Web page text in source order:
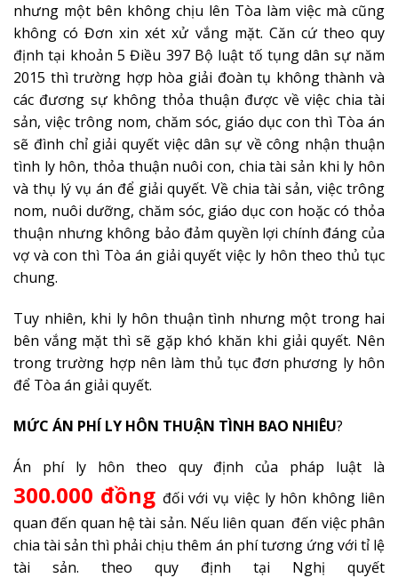
nhưng một bên không chịu lên Tòa làm việc mà cũng
không có Đơn xin xét xử vắng mặt. Căn cứ theo quy
định tại khoản 5 Điều 397 Bộ luật tố tụng dân sự năm
2015 thì trường hợp hòa giải đoàn tụ không thành và
các đương sự không thỏa thuận được về việc chia tài
sản, việc trông nom, chăm sóc, giáo dục con thì Tòa án
sẽ đình chỉ giải quyết việc dân sự về công nhận thuận
tình ly hôn, thỏa thuận nuôi con, chia tài sản khi ly hôn
và thụ lý vụ án để giải quyết. Về chia tài sản, việc trông
nom, nuôi dưỡng, chăm sóc, giáo dục con hoặc có thỏa
thuận nhưng không bảo đảm quyền lợi chính đáng của
vợ và con thì Tòa án giải quyết việc ly hôn theo thủ tục
chung.
Tuy nhiên, khi ly hôn thuận tình nhưng một trong hai
bên vắng mặt thì sẽ gặp khó khăn khi giải quyết. Nên
trong trường hợp nên làm thủ tục đơn phương ly hôn
để Tòa án giải quyết.
MỨC ÁN PHÍ LY HÔN THUẬN TÌNH BAO NHIÊU?
Án phí ly hôn theo quy định của pháp luật là
300.000 đồng đối với vụ việc ly hôn không liên
quan đến quan hệ tài sản. Nếu liên quan đến việc phân
chia tài sản thì phải chịu thêm án phí tương ứng với tỉ lệ
tài sản. theo quy định tại Nghị quyết